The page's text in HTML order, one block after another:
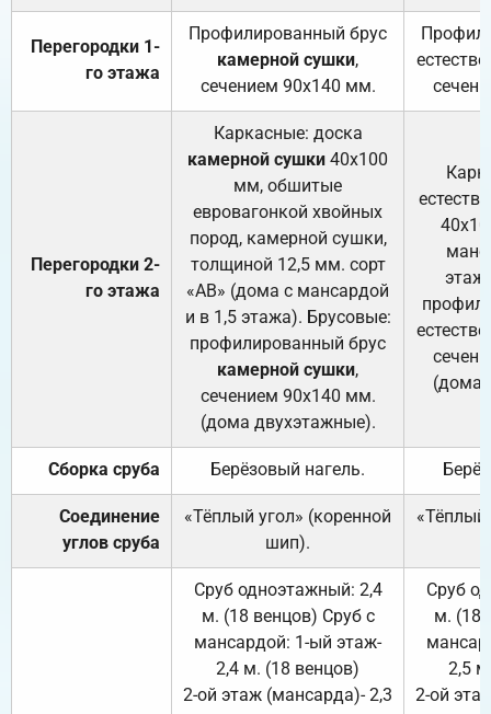
Перегородки 1-
го этажа
Профилированный брус
камерной сушки,
сечением 90х140 мм.
Перегородки 2-
го этажа
Каркасные: доска
камерной сушки 40х100
мм, обшитые
евровагонкой хвойных
пород, камерной сушки,
толщиной 12,5 мм. сорт
«АВ» (дома с мансардой
и в 1,5 этажа). Брусовые:
профилированный брус
камерной сушки,
сечением 90х140 мм.
(дома двухэтажные).
(дома
Сборка сруба Берёзовый нагель.
Соединение
углов сруба
«Тёплый угол» (коренной
шип).
«Тёплый
Сруб одноэтажный: 2,4
м. (18 венцов) Сруб с
мансардой: 1-ый этаж-
2,4 м. (18 венцов)
2-ой этаж (мансарда)- 2,3
Сруб
м. (18
2,5
2-ой